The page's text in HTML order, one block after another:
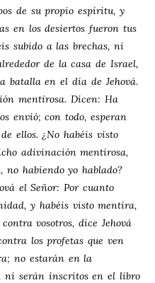
de su propio espíritu, y
en los desiertos fueron tus
subido a las brechas, ni
de la casa de Israel,
batalla en el día de Jehová.
mentirosa. Dicen: Ha
envió; con todo, esperan
ellos. ¿No habéis visto
adivinación mentirosa,
no habiendo yo hablado?
el Señor: Por cuanto
y habéis visto mentira,
vosotros, dice Jehová
los profetas que ven
no estarán en la
ni serán inscritos en el libro